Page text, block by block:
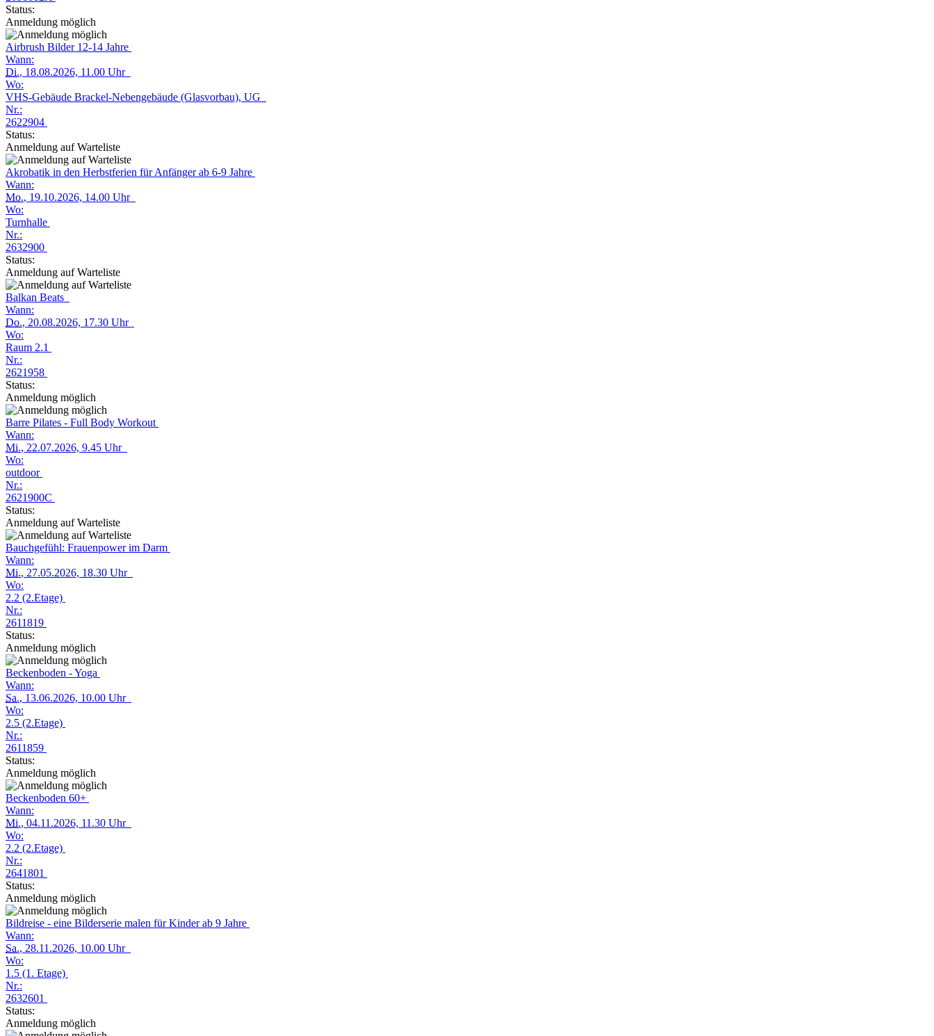
Status:
Anmeldung möglich
Airbrush Bilder 12-14 Jahre
Wann:
Di., 18.08.2026, 11.00 Uhr
Wo:
VHS-Gebäude Brackel-Nebengebäude (Glasvorbau), UG
Nr.:
2622904
Status:
Anmeldung auf Warteliste
Akrobatik in den Herbstferien für Anfänger ab 6-9 Jahre
Wann:
Mo., 19.10.2026, 14.00 Uhr
Wo:
Turnhalle
Nr.:
2632900
Status:
Anmeldung auf Warteliste
Balkan Beats
Wann:
Do., 20.08.2026, 17.30 Uhr
Wo:
Raum 2.1
Nr.:
2621958
Status:
Anmeldung möglich
Barre Pilates - Full Body Workout
Wann:
Mi., 22.07.2026, 9.45 Uhr
Wo:
outdoor
Nr.:
2621900C
Status:
Anmeldung auf Warteliste
Bauchgefühl: Frauenpower im Darm
Wann:
Mi., 27.05.2026, 18.30 Uhr
Wo:
2.2 (2.Etage)
Nr.:
2611819
Status:
Anmeldung möglich
Beckenboden - Yoga
Wann:
Sa., 13.06.2026, 10.00 Uhr
Wo:
2.5 (2.Etage)
Nr.:
2611859
Status:
Anmeldung möglich
Beckenboden 60+
Wann:
Mi., 04.11.2026, 11.30 Uhr
Wo:
2.2 (2.Etage)
Nr.:
2641801
Status:
Anmeldung möglich
Bildreise - eine Bilderserie malen für Kinder ab 9 Jahre
Wann:
Sa., 28.11.2026, 10.00 Uhr
Wo:
1.5 (1. Etage)
Nr.:
2632601
Status:
Anmeldung möglich